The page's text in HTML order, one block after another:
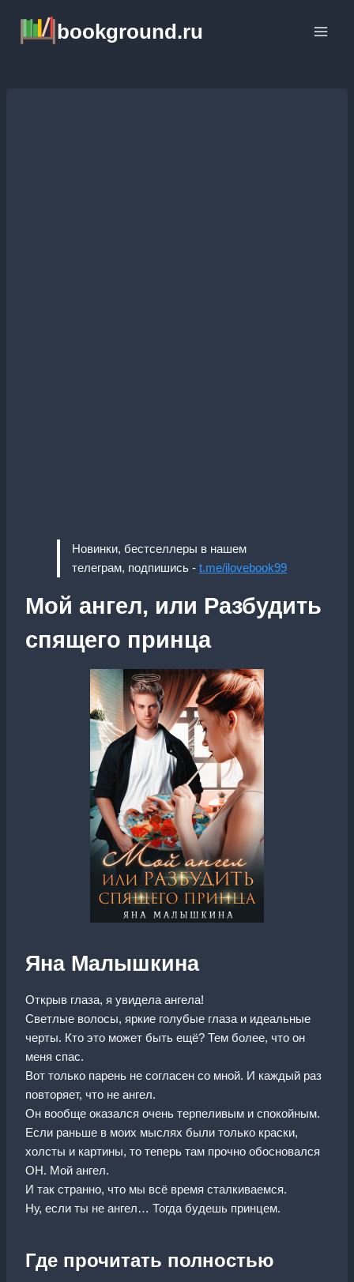
содержимому
bookground.ru
Новинки, бестселлеры в нашем
телеграм, подпишись - t.me/ilovebook99
Мой ангел, или Разбудить
спящего принца
Яна Малышкина
Открыв глаза, я увидела ангела!
Светлые волосы, яркие голубые глаза и идеальные
черты. Кто это может быть ещё? Тем более, что он
меня спас.
Вот только парень не согласен со мной. И каждый раз
повторяет, что не ангел.
Он вообще оказался очень терпеливым и спокойным.
Если раньше в моих мыслях были только краски,
холсты и картины, то теперь там прочно обосновался
ОН. Мой ангел.
И так странно, что мы всё время сталкиваемся.
Ну, если ты не ангел… Тогда будешь принцем.
Где прочитать полностью